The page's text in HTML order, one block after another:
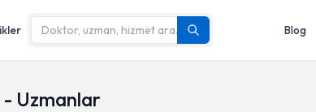
Blog
Uzmanlar